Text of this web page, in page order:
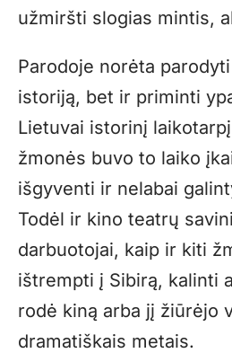
užmiršti slogias mintis,
Parodoje norėta
istoriją, bet ir priminti
Lietuvai istorinį
žmonės buvo to laiko
išgyventi ir nelabai
Todėl ir kino teatrų
darbuotojai, kaip ir kiti
ištrempti į Sibirą, kalinti
rodė kiną arba jį žiūrėjo
dramatiškais metais.